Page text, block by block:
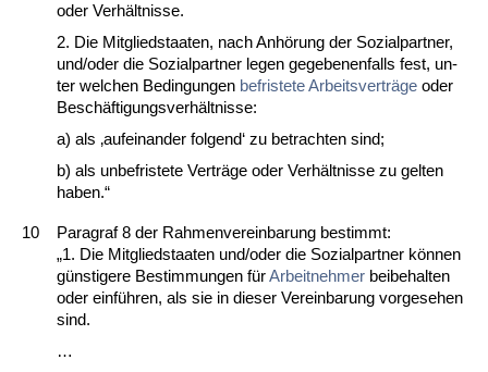
oder Verhält­nis­se.
2. Die Mit­glied­staa­ten, nach Anhörung der So­zi­al­part­ner,
und/oder die So­zi­al­part­ner le­gen ge­ge­be­nen­falls fest, un­
ter wel­chen Be­din­gun­gen be­fris­te­te Ar­beits­verträge oder
Beschäfti­gungs­verhält­nis­se:
a) als ‚auf­ein­an­der fol­gend‘ zu be­trach­ten sind;
b) als un­be­fris­te­te Verträge oder Verhält­nis­se zu gel­ten
ha­ben.“
10
Pa­ra­graf 8 der Rah­men­ver­ein­ba­rung be­stimmt:
„1. Die Mit­glied­staa­ten und/oder die So­zi­al­part­ner können
güns­ti­ge­re Be­stim­mun­gen fürAr­beit­neh­mer bei­be­hal­ten
oder einführen, als sie in die­ser Ver­ein­ba­rung vor­ge­se­hen
sind.
…